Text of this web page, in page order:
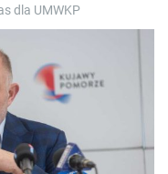
dla UMWKP